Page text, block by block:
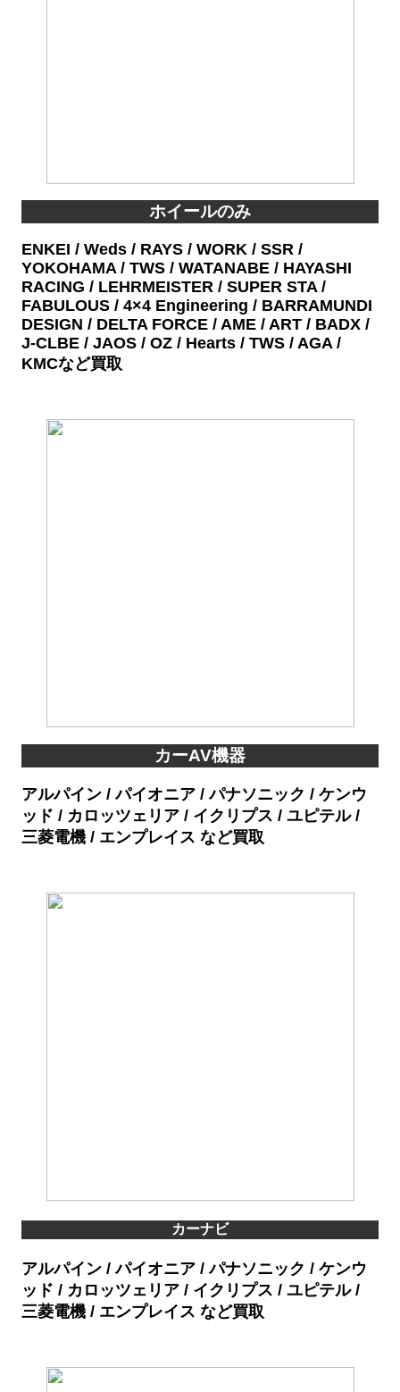
ホイールのみ
ENKEI / Weds / RAYS / WORK / SSR /
YOKOHAMA / TWS / WATANABE / HAYASHI
RACING / LEHRMEISTER / SUPER STA /
FABULOUS / 4×4 Engineering / BARRAMUNDI
DESIGN / DELTA FORCE / AME / ART / BADX /
J-CLBE / JAOS / OZ / Hearts / TWS / AGA /
KMCなど買取
カーAV機器
アルパイン / パイオニア / パナソニック / ケンウ
ッド / カロッツェリア / イクリプス / ユピテル /
三菱電機 / エンプレイス など買取
カーナビ
アルパイン / パイオニア / パナソニック / ケンウ
ッド / カロッツェリア / イクリプス / ユピテル /
三菱電機 / エンプレイス など買取